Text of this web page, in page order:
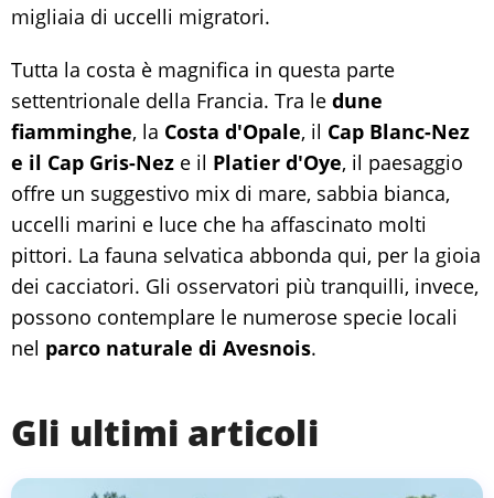
migliaia di uccelli migratori.
Tutta la costa è magnifica in questa parte
settentrionale della Francia. Tra le dune
fiamminghe, la Costa d'Opale, il Cap Blanc-Nez
e il Cap Gris-Nez e il Platier d'Oye, il paesaggio
offre un suggestivo mix di mare, sabbia bianca,
uccelli marini e luce che ha affascinato molti
pittori. La fauna selvatica abbonda qui, per la gioia
dei cacciatori. Gli osservatori più tranquilli, invece,
possono contemplare le numerose specie locali
nel parco naturale di Avesnois.
Gli ultimi articoli